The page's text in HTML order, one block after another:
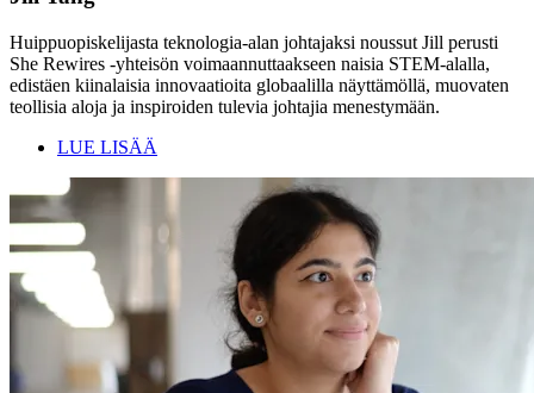
Huippuopiskelijasta teknologia-alan johtajaksi noussut Jill perusti
She Rewires -yhteisön voimaannuttaakseen naisia STEM-alalla,
edistäen kiinalaisia innovaatioita globaalilla näyttämöllä, muovaten
teollisia aloja ja inspiroiden tulevia johtajia menestymään.
LUE LISÄÄ